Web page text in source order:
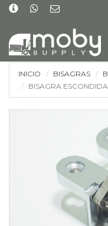
INICIO BISAGRAS
BISAGRA